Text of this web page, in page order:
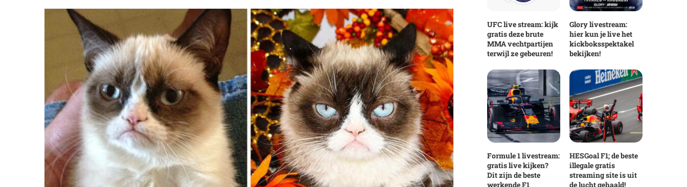
UFC live stream: kijk
gratis deze brute
MMA vechtpartijen
terwijl ze gebeuren!
Glory livestream:
hier kun je live het
kickboksspektakel
bekijken!
Formule 1 livestream:
gratis live kijken?
Dit zijn de beste
werkende F1
HESGoal F1; de beste
illegale gratis
streaming site is uit
de lucht gehaald!